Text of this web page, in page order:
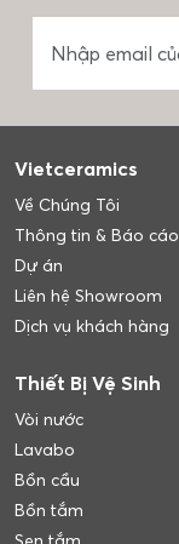
Vietceramics
Về Chúng Tôi
Thông tin & Báo cáo
Dự án
Liên hệ Showroom
Dịch vụ khách hàng
Thiết Bị Vệ Sinh
Vòi nước
Lavabo
Bồn cầu
Bồn tắm